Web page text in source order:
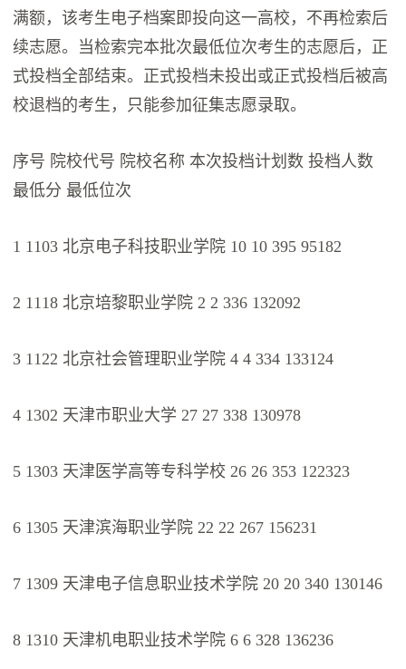
满额，该考生电子档案即投向这一高校，不再检索后
续志愿。当检索完本批次最低位次考生的志愿后，正
式投档全部结束。正式投档未投出或正式投档后被高
校退档的考生，只能参加征集志愿录取。
序号 院校代号 院校名称 本次投档计划数 投档人数
最低分 最低位次
1 1103 北京电子科技职业学院 10 10 395 95182
2 1118 北京培黎职业学院 2 2 336 132092
3 1122 北京社会管理职业学院 4 4 334 133124
4 1302 天津市职业大学 27 27 338 130978
5 1303 天津医学高等专科学校 26 26 353 122323
6 1305 天津滨海职业学院 22 22 267 156231
7 1309 天津电子信息职业技术学院 20 20 340 130146
8 1310 天津机电职业技术学院 6 6 328 136236